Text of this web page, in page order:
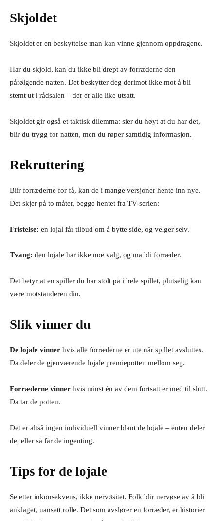
Skjoldet
Skjoldet er en beskyttelse man kan vinne gjennom oppdragene.
Har du skjold, kan du ikke bli drept av forræderne den
påfølgende natten. Det beskytter deg derimot ikke mot å bli
stemt ut i rådsalen – der er alle like utsatt.
Skjoldet gir også et taktisk dilemma: sier du høyt at du har det,
blir du trygg for natten, men du røper samtidig informasjon.
Rekruttering
Blir forræderne for få, kan de i mange versjoner hente inn nye.
Det skjer på to måter, begge hentet fra TV-serien:
Fristelse: en lojal får tilbud om å bytte side, og velger selv.
Tvang: den lojale har ikke noe valg, og må bli forræder.
Det betyr at en spiller du har stolt på i hele spillet, plutselig kan
være motstanderen din.
Slik vinner du
De lojale vinner hvis alle forræderne er ute når spillet avsluttes.
Da deler de gjenværende lojale premiepotten mellom seg.
Forræderne vinner hvis minst én av dem fortsatt er med til slutt.
Da tar de potten.
Det er altså ingen individuell vinner blant de lojale – enten deler
de, eller så får de ingenting.
Tips for de lojale
Se etter inkonsekvens, ikke nervøsitet. Folk blir nervøse av å bli
anklaget, uansett rolle. Det som avslører en forræder, er historier